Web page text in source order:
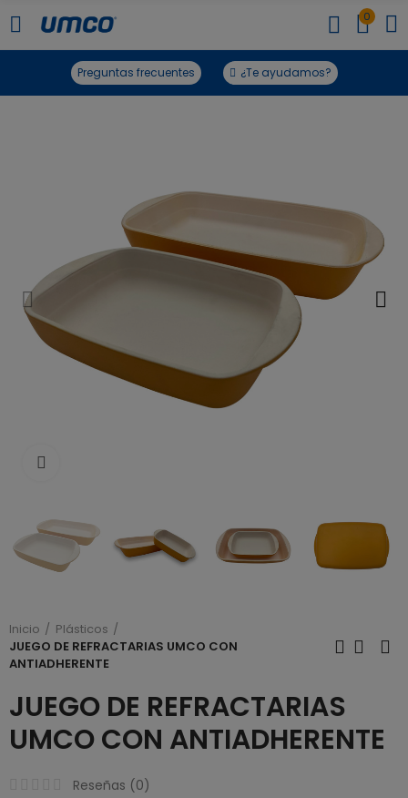
0
Preguntas frecuentes ¿Te ayudamos?
Inicio
Plásticos
JUEGO DE REFRACTARIAS UMCO CON
ANTIADHERENTE
JUEGO DE REFRACTARIAS
UMCO CON ANTIADHERENTE
Reseñas (0)